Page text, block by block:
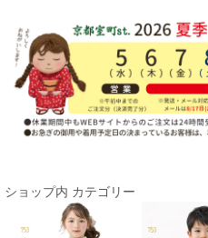
ショップ内 カテゴリー